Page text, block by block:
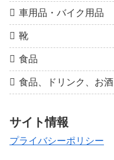
車用品・バイク用品
靴
食品
食品、ドリンク、お酒
サイト情報
プライバシーポリシー